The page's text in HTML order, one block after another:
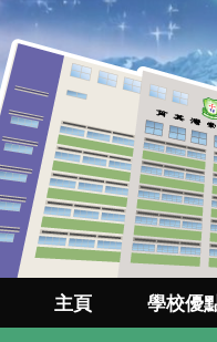
主頁 學校優